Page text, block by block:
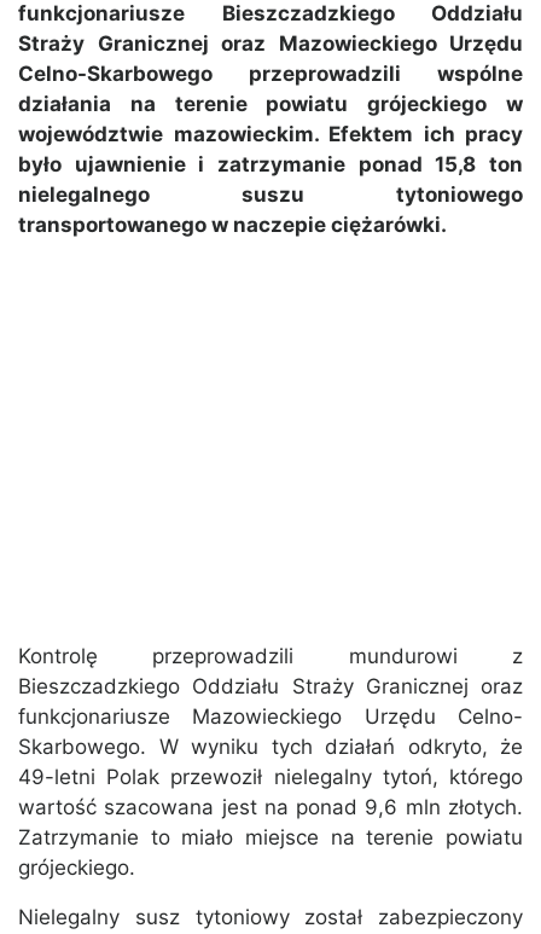
funkcjonariusze Bieszczadzkiego Oddziału
Straży Granicznej oraz Mazowieckiego Urzędu
Celno-Skarbowego przeprowadzili wspólne
działania na terenie powiatu grójeckiego w
województwie mazowieckim. Efektem ich pracy
było ujawnienie i zatrzymanie ponad 15,8 ton
nielegalnego suszu tytoniowego
transportowanego w naczepie ciężarówki.
Kontrolę przeprowadzili mundurowi z
Bieszczadzkiego Oddziału Straży Granicznej oraz
funkcjonariusze Mazowieckiego Urzędu Celno-
Skarbowego. W wyniku tych działań odkryto, że
49-letni Polak przewoził nielegalny tytoń, którego
wartość szacowana jest na ponad 9,6 mln złotych.
Zatrzymanie to miało miejsce na terenie powiatu
grójeckiego.
Nielegalny susz tytoniowy został zabezpieczony